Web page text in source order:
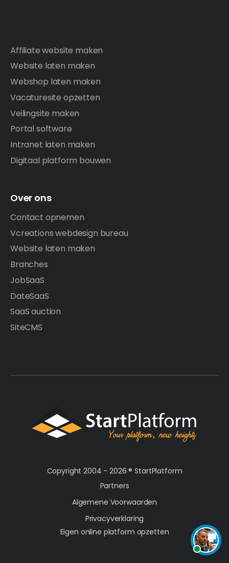
Affiliate website maken
Website laten maken
Webshop laten maken
Vacaturesite opzetten
Veilingsite maken
Portal software
Intranet laten maken
Digitaal platform bouwen
Over ons
Contact opnemen
Vcreations webdesign bureau
Website laten maken
Branches
JobSaaS
DateSaaS
SaaS auction
SiteCMS
Copyright 2004 - 2026 ®StartPlatform
Partners
Algemene Voorwaarden
Privacyverklaring
Eigen online platform opzetten